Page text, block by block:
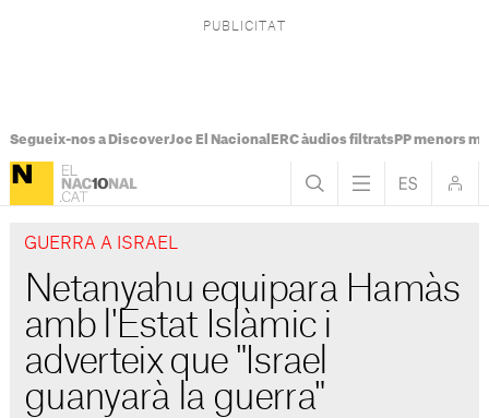
Segueix-nos a DiscoverJoc El Nacional ERC àudios filtratsPP menors
GUERRA A ISRAEL
Netanyahu equipara Hamàs
amb l'Estat Islàmic i
adverteix que "Israel
guanyarà la guerra"